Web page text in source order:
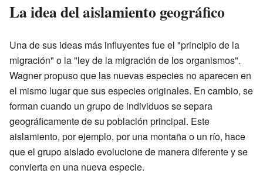
La idea del aislamiento geográfico
Una de sus ideas más influyentes fue el "principio de la
migración" o la "ley de la migración de los organismos".
Wagner propuso que las nuevas especies no aparecen en
el mismo lugar que sus especies originales. En cambio, se
forman cuando un grupo de individuos se separa
geográficamente de su población principal. Este
aislamiento, por ejemplo, por una montaña o un río, hace
que el grupo aislado evolucione de manera diferente y se
convierta en una nueva especie.